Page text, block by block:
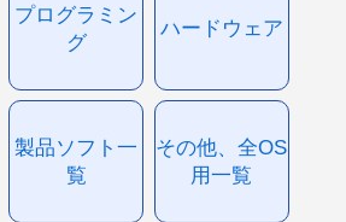
プログラミン
グ
ハードウェア
製品ソフト一
覧
その他、全OS
用一覧